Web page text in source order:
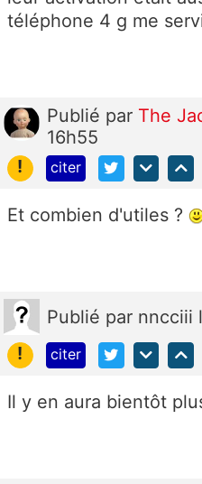
téléphone 4 g me
Publié par The
16h55
!
citer
Et combien d'utiles ?
Publié par nncciii
!
citer
Il y en aura bientôt